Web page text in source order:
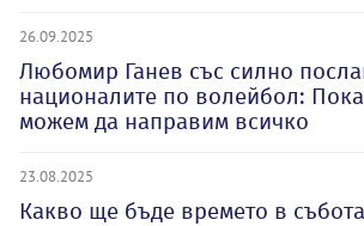
26.09.2025
Любомир Ганев със силно
националите по волейбол:
можем да направим всичко
23.08.2025
Какво ще бъде времето в събота